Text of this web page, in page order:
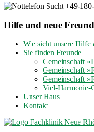
Hilfe und neue
Wie sieht unsere Hilfe
Sie finden Freunde
Gemeinschaft
Gemeinschaft
Gemeinschaft
Viel-Harmonie-
Unser Haus
Kontakt